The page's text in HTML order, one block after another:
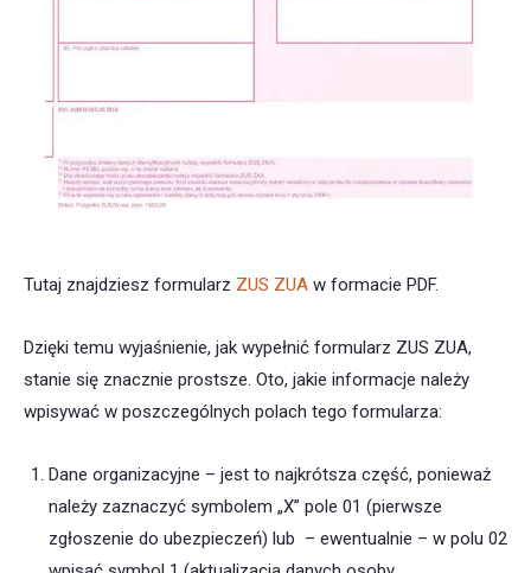
Tutaj znajdziesz formularz ZUS ZUA w formacie PDF.
Dzięki temu wyjaśnienie, jak wypełnić formularz ZUS ZUA,
stanie się znacznie prostsze. Oto, jakie informacje należy
wpisywać w poszczególnych polach tego formularza:
Dane organizacyjne – jest to najkrótsza część, ponieważ
należy zaznaczyć symbolem „X” pole 01 (pierwsze
zgłoszenie do ubezpieczeń) lub – ewentualnie – w polu 02